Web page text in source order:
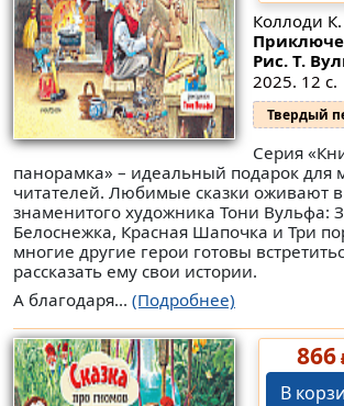
Коллоди К.
Рис. Т.
2025. 12 с.
Твердый
Серия
панорамка» – идеальный подарок для
читателей. Любимые сказки оживают
знаменитого художника Тони Вульфа:
Белоснежка, Красная Шапочка и Три
многие другие герои готовы
рассказать ему свои истории.
А благодаря... (Подробнее)
866
В